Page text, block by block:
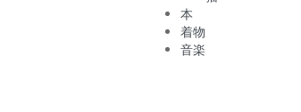
本
着物
音楽